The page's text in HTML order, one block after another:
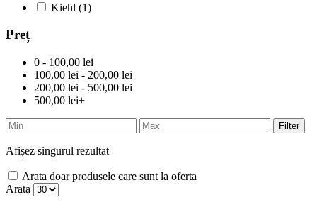
Kiehl (1)
Preț
0 - 100,00 lei
100,00 lei - 200,00 lei
200,00 lei - 500,00 lei
500,00 lei+
Filter
Afișez singurul rezultat
Arata doar produsele care sunt la oferta
Arata